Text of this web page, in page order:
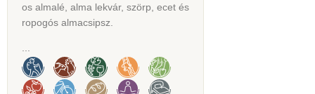
os almalé, alma lekvár, szörp, ecet és
ropogós almacsipsz.
...